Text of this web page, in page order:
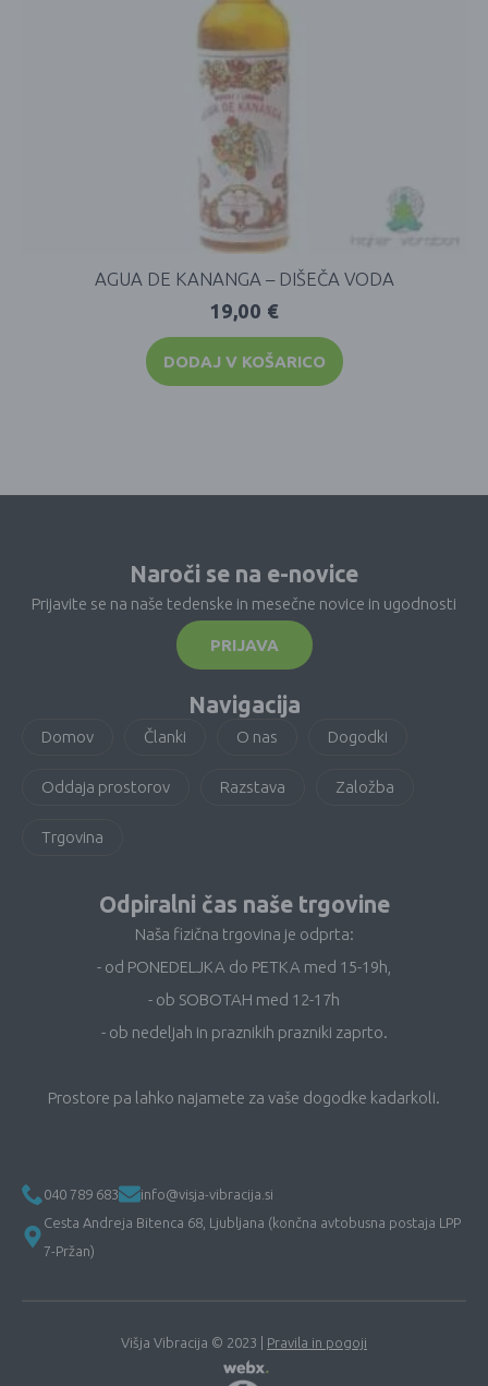
AGUA DE KANANGA – DIŠEČA VODA
19,00 €
DODAJ V KOŠARICO
Naroči se na e-novice
Prijavite se na naše tedenske in mesečne novice in ugodnosti
PRIJAVA
Navigacija
Domov Članki O nas Dogodki
Oddaja prostorov Razstava Založba
Trgovina
Odpiralni čas naše trgovine
Naša fizična trgovina je odprta:
- od PONEDELJKA do PETKA med 15-19h,
- ob SOBOTAH med 12-17h
- ob nedeljah in praznikih prazniki zaprto.
Prostore pa lahko najamete za vaše dogodke kadarkoli.
040 789 683
info@visja-vibracija.si
Cesta Andreja Bitenca 68, Ljubljana (končna avtobusna postaja LPP
7-Pržan)
Višja Vibracija © 2023 | Pravila in pogoji